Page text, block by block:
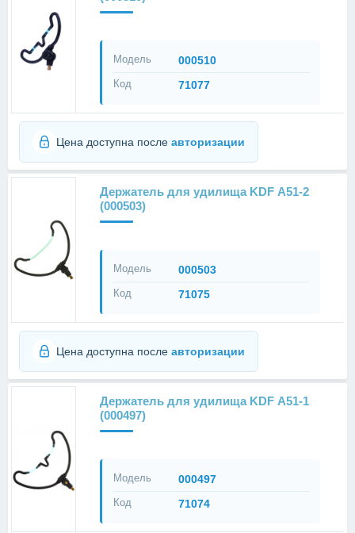
Модель 000510
Код 71077
Цена доступна после авторизации
Держатель для удилища KDF А51-2
(000503)
Модель 000503
Код 71075
Цена доступна после авторизации
Держатель для удилища KDF А51-1
(000497)
Модель 000497
Код 71074